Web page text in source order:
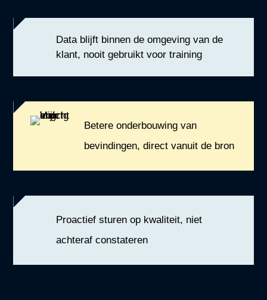
Data blijft binnen de omgeving van de
klant, nooit gebruikt voor training
Betere onderbouwing van
bevindingen, direct vanuit de bron
Proactief sturen op kwaliteit, niet
achteraf constateren